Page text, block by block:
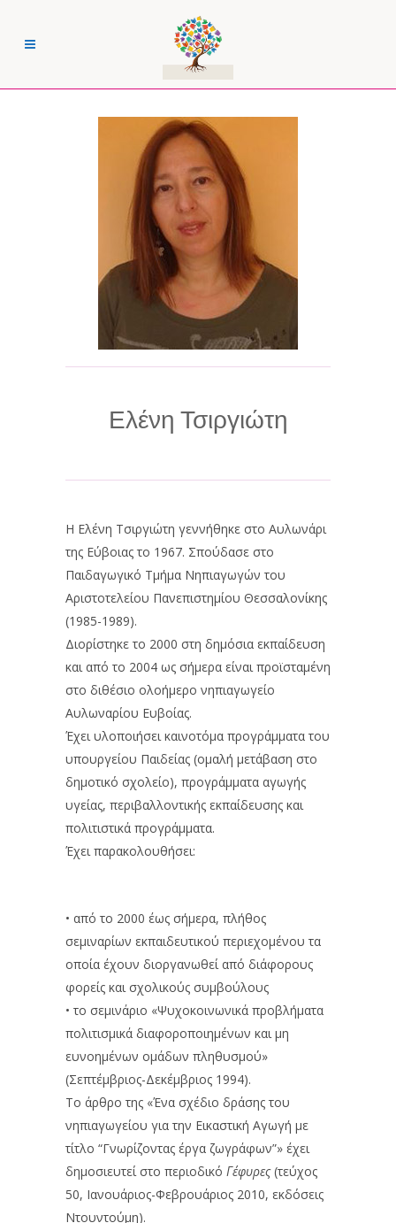
Ελένη Τσιργιώτη
Η Ελένη Τσιργιώτη γεννήθηκε στο Αυλωνάρι
της Εύβοιας το 1967. Σπούδασε στο
Παιδαγωγικό Τμήμα Νηπιαγωγών του
Αριστοτελείου Πανεπιστημίου Θεσσαλονίκης
(1985-1989).
Διορίστηκε το 2000 στη δημόσια εκπαίδευση
και από το 2004 ως σήμερα είναι προϊσταμένη
στο διθέσιο ολοήμερο νηπιαγωγείο
Αυλωναρίου Ευβοίας.
Έχει υλοποιήσει καινοτόμα προγράμματα του
υπουργείου Παιδείας (ομαλή μετάβαση στο
δημοτικό σχολείο), προγράμματα αγωγής
υγείας, περιβαλλοντικής εκπαίδευσης και
πολιτιστικά προγράμματα.
Έχει παρακολουθήσει:
• από το 2000 έως σήμερα, πλήθος
σεμιναρίων εκπαιδευτικού περιεχομένου τα
οποία έχουν διοργανωθεί από διάφορους
φορείς και σχολικούς συμβούλους
• το σεμινάριο «Ψυχοκοινωνικά προβλήματα
πολιτισμικά διαφοροποιημένων και μη
ευνοημένων ομάδων πληθυσμού»
(Σεπτέμβριος-Δεκέμβριος 1994).
Το άρθρο της «Ένα σχέδιο δράσης του
νηπιαγωγείου για την Εικαστική Αγωγή με
τίτλο “Γνωρίζοντας έργα ζωγράφων”» έχει
δημοσιευτεί στο περιοδικό Γέφυρες(τεύχος
50, Ιανουάριος-Φεβρουάριος 2010, εκδόσεις
Ντουντούμη).